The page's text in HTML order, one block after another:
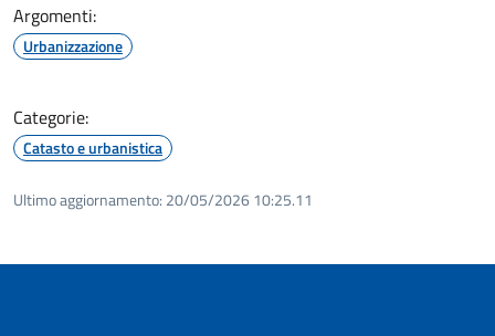
Argomenti:
Urbanizzazione
Categorie:
Catasto e urbanistica
Ultimo aggiornamento: 20/05/2026 10:25.11